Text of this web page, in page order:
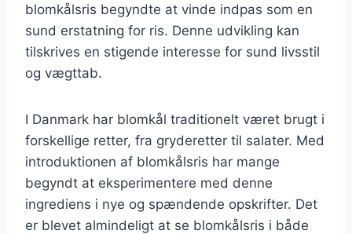
blomkålsris begyndte at vinde indpas som en
sund erstatning for ris. Denne udvikling kan
tilskrives en stigende interesse for sund livsstil
og vægttab.
I Danmark har blomkål traditionelt været brugt i
forskellige retter, fra gryderetter til salater. Med
introduktionen af blomkålsris har mange
begyndt at eksperimentere med denne
ingrediens i nye og spændende opskrifter. Det
er blevet almindeligt at se blomkålsris i både